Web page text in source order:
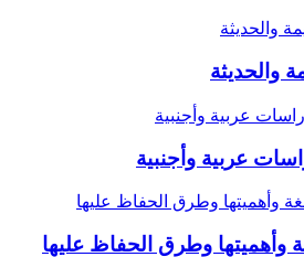
والحديثة
وأهميتها وطرق الحفاظ عليها